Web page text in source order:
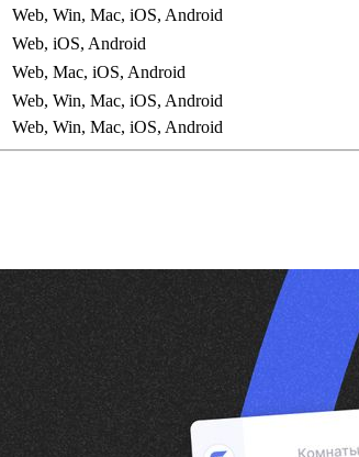
Web, Win, Mac, iOS, Android
Web, iOS, Android
Web, Mac, iOS, Android
Web, Win, Mac, iOS, Android
Web, Win, Mac, iOS, Android